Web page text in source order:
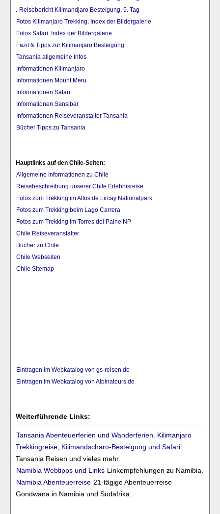
. Reisebericht Kilimandjaro Besteigung, 5. Tag
Fotos Kilimanjaro Trekking, Index der Bildergalerie
Fotos Safari, Index der Bildergalerie
Fazit & Tipps zur Kilimanjaro Besteigung
Tansania allgemeine Infos
Informationen Kilimanjaro
Informationen Mount Meru
Informationen Safari
Informationen Sansibar
Informationen Reiseveranstalter Tansania
Bücher Tipps zu Tansania
Hauptlinks auf den Chile-Seiten:
Allgemeine Informationen zu Chile
Reisebeschreibung unserer Chile Erlebnisreise
Fotos zum Trekking im Altos de Lircay Nationalpark
Fotos zum Trekking beim Lago Carrera
Fotos zum Trekking im Torres del Paine NP
Chile Reiseveranstalter
Bücher zu Chile
Chile Webseiten
Chile Sitemap
Eintragen im Webkatalog von gs-reisen.de
Eintragen im Webkatalog von Alpinatours.de
Weiterführende Links:
Tansania Abenteuerferien und Wanderferien. Kilimanjaro
Trekkingreise, Kilimandscharo-Besteigung und Safari
Tansania Reisen und vieles mehr.
Namibia Webtipps und Links Linkempfehlungen zu Namibia.
Namibia Abenteuerreise 21-tägige Abenteuerreise
Gondwana in Namibia und Südafrika.